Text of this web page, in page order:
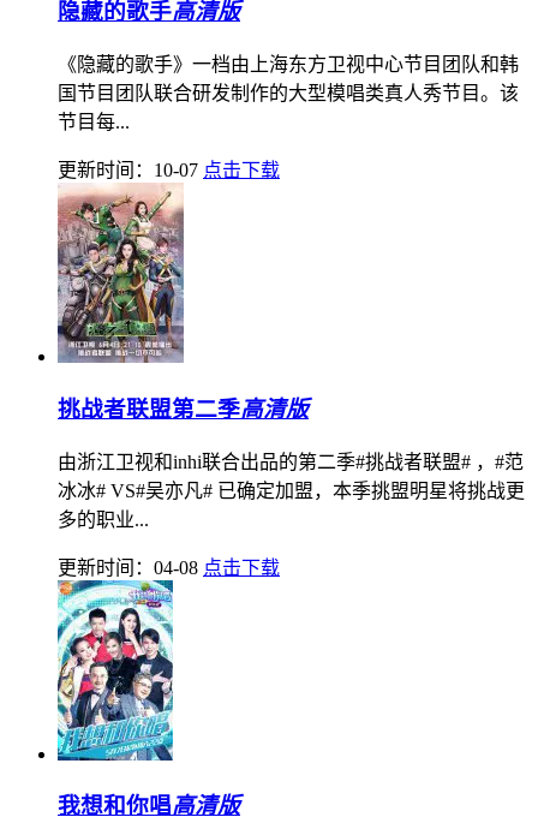
隐藏的歌手高清版
《隐藏的歌手》一档由上海东方卫视中心节目团队和韩
国节目团队联合研发制作的大型模唱类真人秀节目。该
节目每...
更新时间：10-07 点击下载
挑战者联盟第二季高清版
由浙江卫视和inhi联合出品的第二季#挑战者联盟# ，#范
冰冰# VS#吴亦凡# 已确定加盟，本季挑盟明星将挑战更
多的职业...
更新时间：04-08 点击下载
我想和你唱高清版